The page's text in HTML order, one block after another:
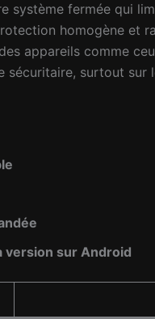
système fermée qui
homogène et
appareils comme
surtout sur
version sur Android